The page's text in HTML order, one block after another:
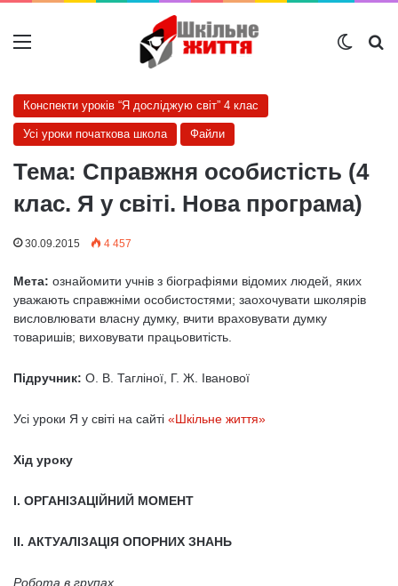
Меню
Конспекти уроків “Я досліджую світ” 4 клас
Усі уроки початкова школа Файли
Тема: Справжня особистість (4
клас. Я у світі. Нова програма)
30.09.2015 4 457
Мета: ознайомити учнів з біографіями відомих людей, яких
уважають справжніми особистостями; заохочувати школярів
висловлювати власну думку, вчити враховувати думку
товаришів; виховувати працьовитість.
Підручник: О. В. Тагліної, Г. Ж. Іванової
Усі уроки Я у світі на сайті «Шкільне життя»
Хід уроку
І. ОРГАНІЗАЦІЙНИЙ МОМЕНТ
ІІ. АКТУАЛІЗАЦІЯ ОПОРНИХ ЗНАНЬ
Робота в групах